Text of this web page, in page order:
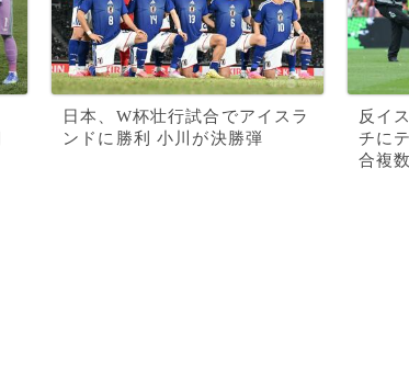
日本、W杯壮行試合でアイスラ
ンドに勝利 小川が決勝弾
反イ
チに
合複